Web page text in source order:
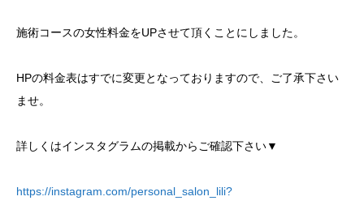
施術コースの女性料金をUPさせて頂くことにしました。
HPの料金表はすでに変更となっておりますので、ご了承下さい
ませ。
詳しくはインスタグラムの掲載からご確認下さい▼
https://instagram.com/personal_salon_lili?